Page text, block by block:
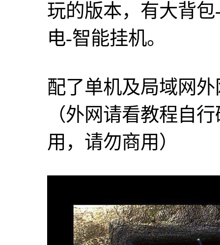
玩的版本，有大背
电-智能挂机。
配了单机及局域网
（外网请看教程自
用，请勿商用）